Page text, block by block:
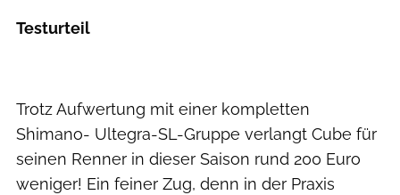
Testurteil
Trotz Aufwertung mit einer kompletten
Shimano- Ultegra-SL-Gruppe verlangt Cube für
seinen Renner in dieser Saison rund 200 Euro
weniger! Ein feiner Zug, denn in der Praxis